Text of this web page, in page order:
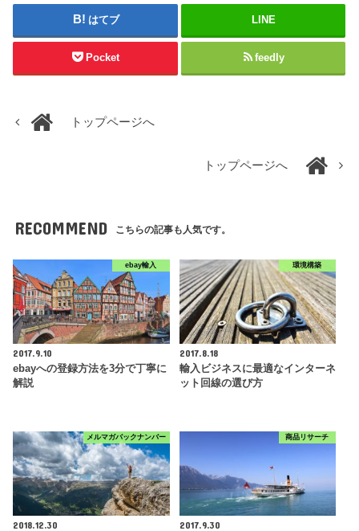
はてブ LINE
Pocket feedly
トップページへ
トップページへ
RECOMMEND こちらの記事も人気です。
ebay輸入
2017.9.10
ebayへの登録方法を3分で丁寧に
解説
環境構築
2017.8.18
輸入ビジネスに最適なインターネ
ット回線の選び方
メルマガバックナンバー
2018.12.30
商品リサーチ
2017.9.30